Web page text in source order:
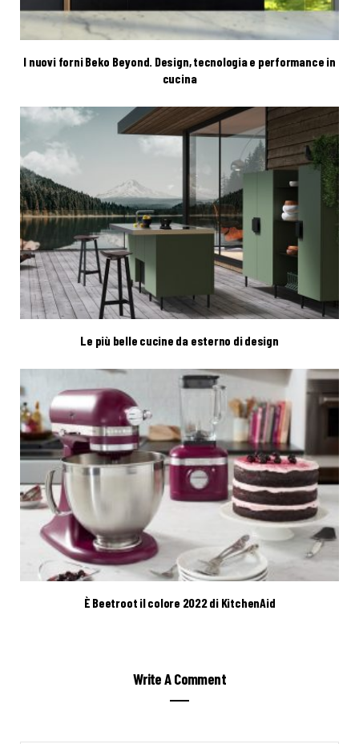
I nuovi forni Beko Beyond. Design, tecnologia e performance in
cucina
Le più belle cucine da esterno di design
È Beetroot il colore 2022 di KitchenAid
Write A Comment